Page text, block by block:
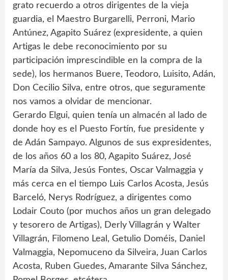
grato recuerdo a otros dirigentes de la vieja
guardia, el Maestro Burgarelli, Perroni, Mario
Antúnez, Agapito Suárez (expresidente, a quien
Artigas le debe reconocimiento por su
participación imprescindible en la compra de la
sede), los hermanos Buere, Teodoro, Luisito, Adán,
Don Cecilio Silva, entre otros, que seguramente
nos vamos a olvidar de mencionar.
Gerardo Elgui, quien tenía un almacén al lado de
donde hoy es el Puesto Fortín, fue presidente y
de Adán Sampayo. Algunos de sus expresidentes,
de los años 60 a los 80, Agapito Suárez, José
María da Silva, Jesús Fontes, Oscar Valmaggia y
más cerca en el tiempo Luis Carlos Acosta, Jesús
Barceló, Nerys Rodríguez, a dirigentes como
Lodair Couto (por muchos años un gran delegado
y tesorero de Artigas), Derly Villagrán y Walter
Villagrán, Filomeno Leal, Getulio Doméis, Daniel
Valmaggia, Nepomuceno da Silveira, Juan Carlos
Acosta, Ruben Guedes, Amarante Silva Sánchez,